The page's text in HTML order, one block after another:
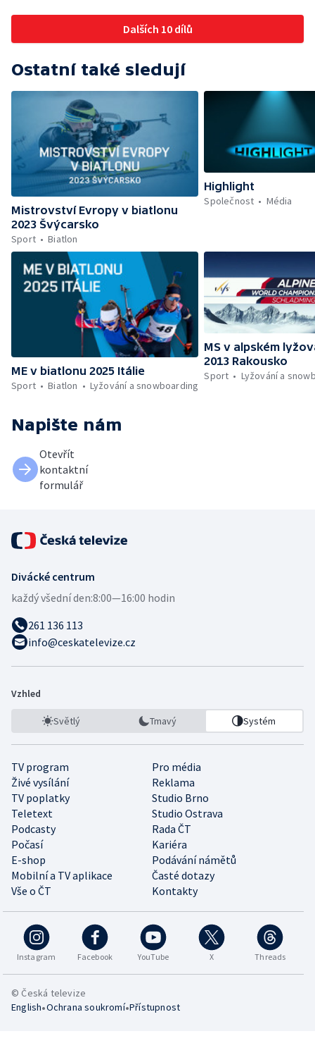
Dalších 10 dílů
Ostatní také sledují
Mistrovství Evropy v biatlonu
2023 Švýcarsko
Sport
Biatlon
Highlight
Společnost
Média
ME v biatlonu 2025 Itálie
Sport
Biatlon Lyžování a snowboarding
MS v alpském
2013 Rakousko
Sport
Lyžování a
Napište nám
Otevřít
kontaktní
formulář
Divácké centrum
každý všední den:8:00—16:00 hodin
261 136 113
info@ceskatelevize.cz
Vzhled
Světlý Tmavý Systém
TV program
Pro média
Živé vysílání
Reklama
TV poplatky
Studio Brno
Teletext
Studio Ostrava
Podcasty
Rada ČT
Počasí
Kariéra
E-shop
Podávání námětů
Mobilní a TV aplikace
Časté dotazy
Vše o ČT
Kontakty
Instagram Facebook YouTube X Threads
© Česká televize
English•Ochrana soukromí•Přístupnost